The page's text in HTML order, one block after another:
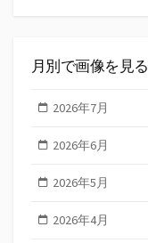
月別で画像を見る
2026年7月
2026年6月
2026年5月
2026年4月